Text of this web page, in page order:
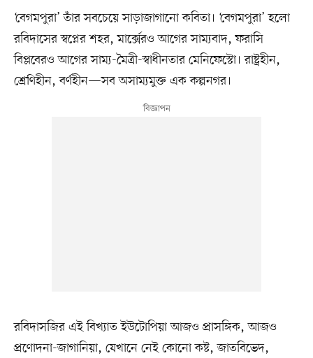
‘বেগমপুরা’ তাঁর সবচেয়ে সাড়াজাগানো কবিতা। ‘বেগমপুরা’ হলো
রবিদাসের স্বপ্নের শহর, মার্ক্সেরও আগের সাম্যবাদ, ফরাসি
বিপ্লবেরও আগের সাম্য-মৈত্রী-স্বাধীনতার মেনিফেস্টো। রাষ্ট্রহীন,
শ্রেণিহীন, বর্ণহীন—সব অসাম্যমুক্ত এক কল্পনগর।
রবিদাসজির এই বিখ্যাত ইউটোপিয়া আজও প্রাসঙ্গিক, আজও
প্রণোদনা-জাগানিয়া, যেখানে নেই কোনো কষ্ট, জাতবিভেদ,